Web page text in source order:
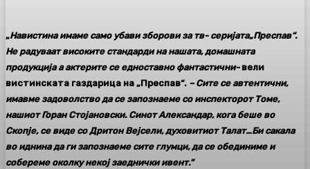
„Навистина имаме само убави зборови за тв- серијата„Преспав“.
Не радуваат високите стандарди на нашата, домашната
продукција а актерите се едноставно фантастични- вели
вистинската газдарица на „Преспав“. – Сите се автентични,
имавме задоволство да се запознаеме со инспекторот Томе,
нашиот Горан Стојановски. Синот Александар, кога беше во
Скопје, се виде со Дритон Вејсели, духовитиот Талат…Би сакала
во иднина да ги запознаеме сите глумци, да се обединиме и
собереме околку некој заеднички ивент.“